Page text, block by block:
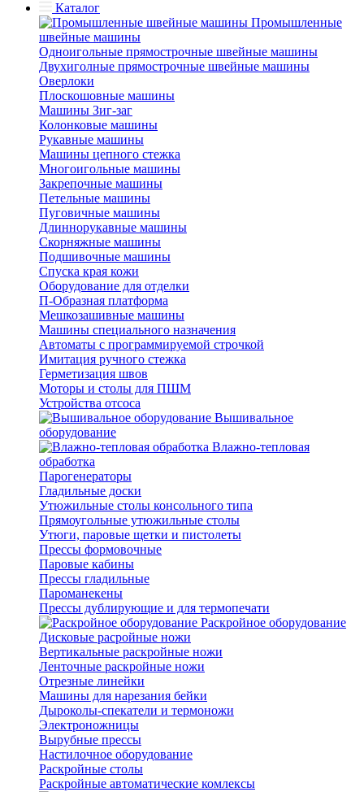
Каталог
Промышленные
швейные машины
Одноигольные прямострочные швейные машины
Двухиголные прямострочные швейные машины
Оверлоки
Плоскошовные машины
Машины Зиг-заг
Колонковые машины
Рукавные машины
Машины цепного стежка
Многоигольные машины
Закрепочные машины
Петельные машины
Пуговичные машины
Длиннорукавные машины
Скорняжные машины
Подшивочные машины
Спуска края кожи
Оборудование для отделки
П-Образная платформа
Мешкозашивные машины
Машины специального назначения
Автоматы с программируемой строчкой
Имитация ручного стежка
Герметизация швов
Моторы и столы для ПШМ
Устройства отсоса
Вышивальное
оборудование
Влажно-тепловая
обработка
Парогенераторы
Гладильные доски
Утюжильные столы консольного типа
Прямоугольные утюжильные столы
Утюги, паровые щетки и пистолеты
Прессы формовочные
Паровые кабины
Прессы гладильные
Пароманекены
Прессы дублирующие и для термопечати
Раскройное оборудование
Дисковые расройные ножи
Вертикальные раскройные ножи
Ленточные раскройные ножи
Отрезные линейки
Машины для нарезания бейки
Дыроколы-спекатели и термоножи
Электроножницы
Вырубные прессы
Настилочное оборудование
Раскройные столы
Раскройные автоматические комлексы